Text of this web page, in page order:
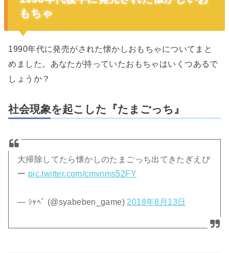
もちゃ
1990年代に発売がされた懐かしおもちゃについてまと
めました。あなたが持っていたおもちゃはいくつあるで
しょうか？
社会現象を起こした『たまごっち』
大掃除してたら懐かしのたまごっち出てきたぎえぴ
ー pic.twitter.com/cmvnms52FY
— ｼｬﾍﾞ (@syabeben_game) 2018年8月13日